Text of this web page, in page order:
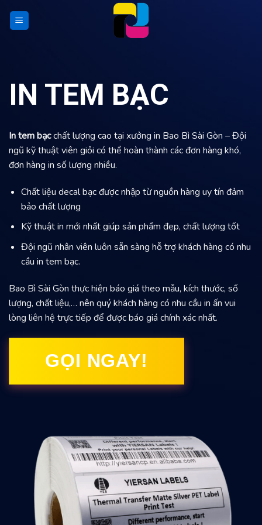
IN TEM BẠC
In tem bạcchất lượng cao tại xưởng in Bao Bì Sài Gòn – Đội
ngũ kỹ thuật viên giỏi có thể hoàn thành các đơn hàng khó,
đơn hàng in số lượng nhiều.
Chất liệu decal bạc được nhập từ nguồn hàng uy tín đảm
bảo chất lượng
Kỹ thuật in mới nhất giúp sản phẩm đẹp, chất lượng tốt
Đội ngũ nhân viên luôn sẵn sàng hỗ trợ khách hàng có nhu
cầu in tem bạc.
Bao Bì Sài Gòn thực hiện báo giá theo mẫu, kích thước, số
lượng, chất liệu,… nên quý khách hàng có nhu cầu in ấn vui
lòng liên hệ trực tiếp để được báo giá chính xác nhất.
GỌI NGAY!